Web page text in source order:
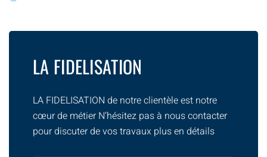
LA FIDELISATION
LA FIDELISATION de notre clientèle est notre
cœur de métier N’hésitez pas à nous contacter
pour discuter de vos travaux plus en détails